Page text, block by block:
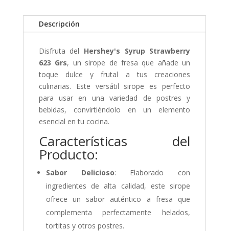
Descripción
Disfruta del Hershey's Syrup Strawberry
623 Grs, un sirope de fresa que añade un
toque dulce y frutal a tus creaciones
culinarias. Este versátil sirope es perfecto
para usar en una variedad de postres y
bebidas, convirtiéndolo en un elemento
esencial en tu cocina.
Características del
Producto:
Sabor Delicioso: Elaborado con
ingredientes de alta calidad, este sirope
ofrece un sabor auténtico a fresa que
complementa perfectamente helados,
tortitas y otros postres.